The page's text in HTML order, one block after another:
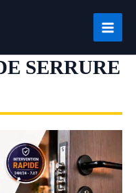
SERRURE